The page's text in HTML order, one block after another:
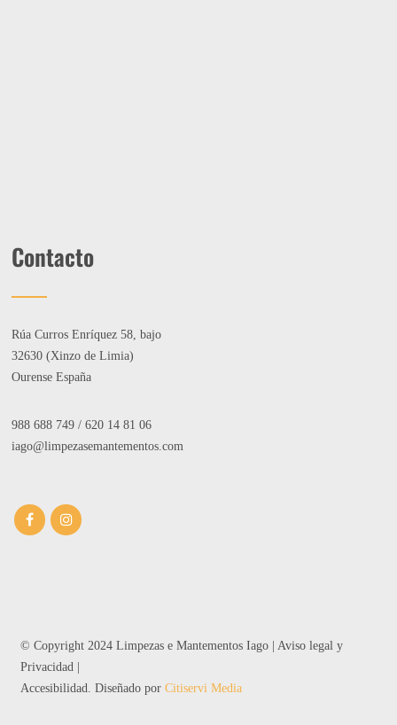
Contacto
Rúa Curros Enríquez 58, bajo
32630 (Xinzo de Limia)
Ourense España
988 688 749 /620 14 81 06
iago@limpezasemantementos.com
© Copyright 2024 Limpezas e Mantementos Iago | Aviso legal y
Privacidad |
Accesibilidad . Diseñado porCitiservi Media